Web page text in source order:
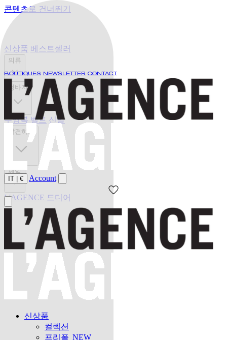
콘텐츠로 건너뛰기
BOUTIQUES NEWSLETTER CONTACT
IT € Account
신상품
컬렉션
프리폴 NEW
신상품 베스트셀러
의류
청바지
수영복 벨트 신발
발견하기
세일
L'AGENCE 드디어